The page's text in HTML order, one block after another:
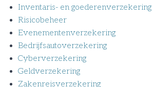
Inventaris- en goederenverzekering
Risicobeheer
Evenementenverzekering
Bedrijfsautoverzekering
Cyberverzekering
Geldverzekering
Zakenreisverzekering